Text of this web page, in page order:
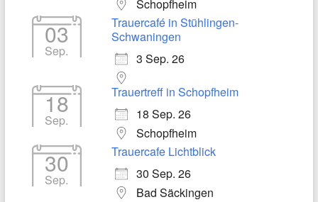
Schopfheim
03
Sep.
Trauercafé in Stühlingen-
Schwaningen
3 Sep. 26
18
Sep.
Trauertreff in Schopfheim
18 Sep. 26
Schopfheim
30
Sep.
Trauercafe Lichtblick
30 Sep. 26
Bad Säckingen